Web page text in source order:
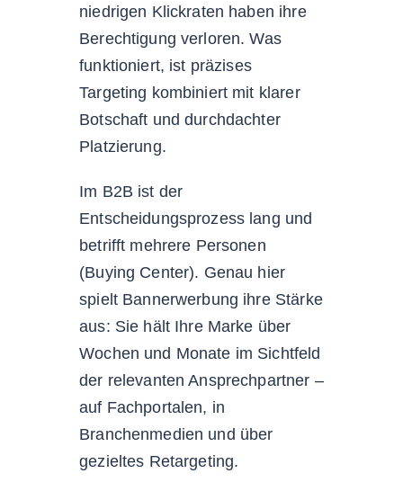
niedrigen Klickraten haben ihre
Berechtigung verloren. Was
funktioniert, ist präzises
Targeting kombiniert mit klarer
Botschaft und durchdachter
Platzierung.
Im B2B ist der
Entscheidungsprozess lang und
betrifft mehrere Personen
(Buying Center). Genau hier
spielt Bannerwerbung ihre Stärke
aus: Sie hält Ihre Marke über
Wochen und Monate im Sichtfeld
der relevanten Ansprechpartner –
auf Fachportalen, in
Branchenmedien und über
gezieltes Retargeting.